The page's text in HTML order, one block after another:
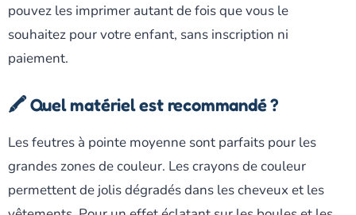
pouvez les imprimer autant de fois que vous le
souhaitez pour votre enfant, sans inscription ni
paiement.
🖍️ Quel matériel est recommandé ?
Les feutres à pointe moyenne sont parfaits pour les
grandes zones de couleur. Les crayons de couleur
permettent de jolis dégradés dans les cheveux et les